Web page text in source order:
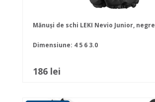
Mănuși de schi LEKI Nevio Junior, negre
Dimensiune: 4 5 6 3.0
186 lei